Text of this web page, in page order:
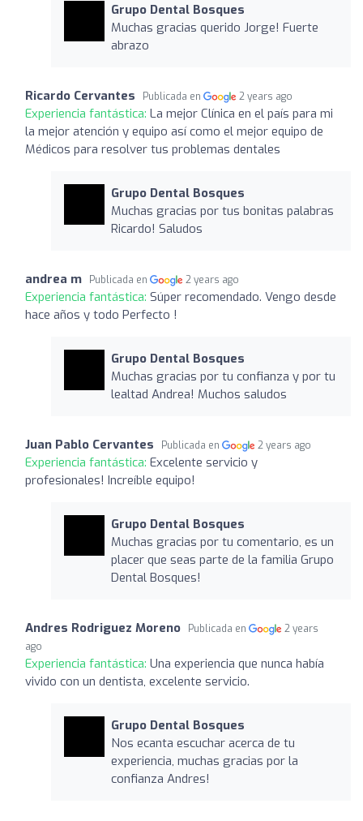
Grupo Dental Bosques
Muchas gracias querido Jorge! Fuerte
abrazo
Ricardo Cervantes Publicada en 2 years ago
Experiencia fantástica: La mejor Clínica en el país para mi
la mejor atención y equipo así como el mejor equipo de
Médicos para resolver tus problemas dentales
Grupo Dental Bosques
Muchas gracias por tus bonitas palabras
Ricardo! Saludos
andrea m Publicada en 2 years ago
Experiencia fantástica: Súper recomendado. Vengo desde
hace años y todo Perfecto !
Grupo Dental Bosques
Muchas gracias por tu confianza y por tu
lealtad Andrea! Muchos saludos
Juan Pablo Cervantes Publicada en 2 years ago
Experiencia fantástica: Excelente servicio y
profesionales! Increíble equipo!
Grupo Dental Bosques
Muchas gracias por tu comentario, es un
placer que seas parte de la familia Grupo
Dental Bosques!
Andres Rodriguez Moreno Publicada en
2 years
ago
Experiencia fantástica: Una experiencia que nunca había
vivido con un dentista, excelente servicio.
Grupo Dental Bosques
Nos ecanta escuchar acerca de tu
experiencia, muchas gracias por la
confianza Andres!